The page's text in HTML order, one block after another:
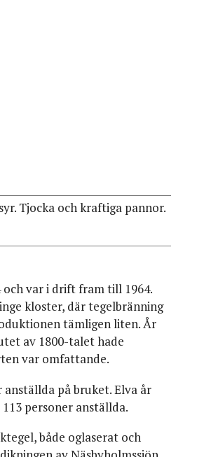
Tjocka och kraftiga pannor.
och var i drift fram till 1964.
kloster, där tegelbränning
tämligen liten. År
av 1800-talet hade
var omfattande.
på bruket. Elva år
personer anställda.
både oglaserat och